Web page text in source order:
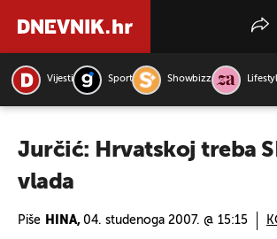
Vijesti Sport Showbizz
Jurčić: Hrvatskoj treba
vlada
Piše HINA, 04. studenoga 2007. @ 15:15
PRETRAŽITE VIJESTI